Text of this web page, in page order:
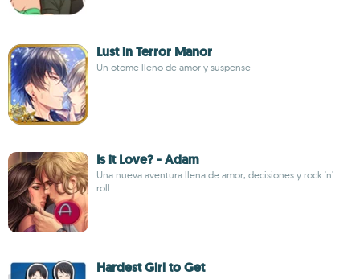
Lust in Terror Manor
Un otome lleno de amor y suspense
Is it Love? - Adam
Una nueva aventura llena de amor, decisiones y rock 'n'
roll
Hardest Girl to Get